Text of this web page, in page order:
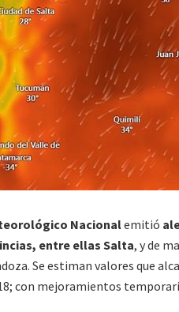
Nacionalemitió
entre ellas Salta, y de
Se estiman valores que
con mejoramientos